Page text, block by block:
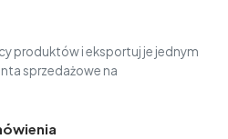
produktów i eksportuj je jednym
sprzedażowe na